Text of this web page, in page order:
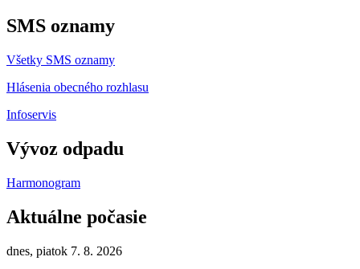
SMS oznamy
Všetky SMS oznamy
Hlásenia obecného rozhlasu
Infoservis
Vývoz odpadu
Harmonogram
Aktuálne počasie
dnes, piatok 7. 8. 2026